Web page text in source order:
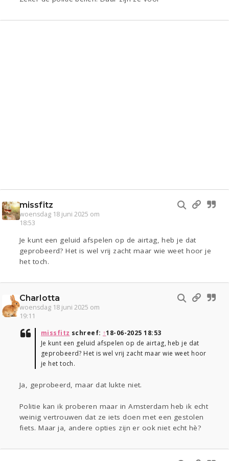
missfitz
woensdag 18 juni 2025 om
18:53
Je kunt een geluid afspelen op de airtag, heb je dat
geprobeerd? Het is wel vrij zacht maar wie weet hoor je
het toch.
Charlotta
woensdag 18 juni 2025 om
19:11
missfitz schreef: ↑18-06-2025 18:53
Je kunt een geluid afspelen op de airtag, heb je dat
geprobeerd? Het is wel vrij zacht maar wie weet hoor
je het toch.
Ja, geprobeerd, maar dat lukte niet.
Politie kan ik proberen maar in Amsterdam heb ik echt
weinig vertrouwen dat ze iets doen met een gestolen
fiets. Maar ja, andere opties zijn er ook niet echt hè?